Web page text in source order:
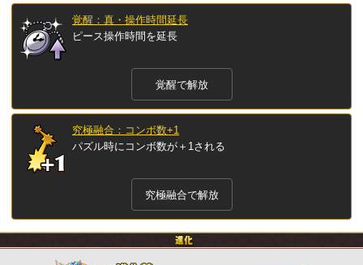
覚醒：真・操作時間延長
ピース操作時間を延長
覚醒で解放
究極融合：コンボ数+1
パズル時にコンボ数が＋1される
究極融合で解放